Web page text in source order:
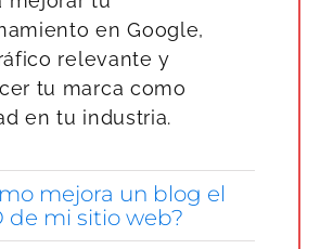
en Google,
relevante y
tu marca como
en tu industria.
mejora un blog el
de mi sitio web?